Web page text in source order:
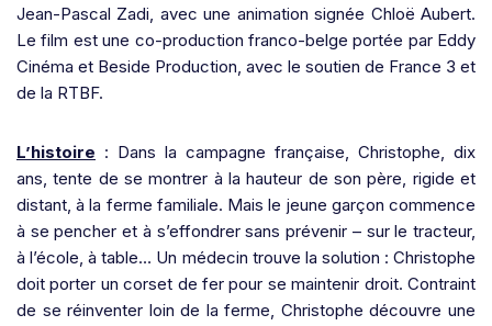
Jean-Pascal Zadi, avec une animation signée Chloë Aubert.
Le film est une co-production franco-belge portée par Eddy
Cinéma et Beside Production, avec le soutien de France 3 et
de la RTBF.
L’histoire : Dans la campagne française, Christophe, dix
ans, tente de se montrer à la hauteur de son père, rigide et
distant, à la ferme familiale. Mais le jeune garçon commence
à se pencher et à s’effondrer sans prévenir – sur le tracteur,
à l’école, à table… Un médecin trouve la solution : Christophe
doit porter un corset de fer pour se maintenir droit. Contraint
de se réinventer loin de la ferme, Christophe découvre une